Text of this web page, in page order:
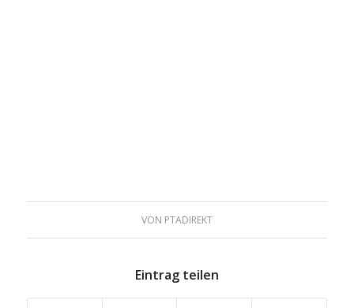
VON PTADIREKT
Eintrag teilen